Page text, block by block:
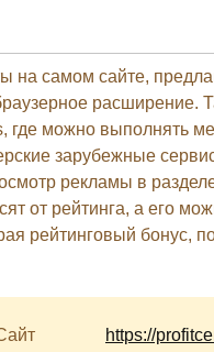
на самом сайте,
расширение.
где можно выполнять
зарубежные
рекламы в
от рейтинга, а его
рейтинговый бонус,
https://